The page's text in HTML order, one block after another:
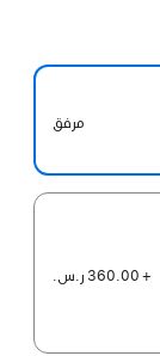
مرفق
+ 360.00 ر.س.‏